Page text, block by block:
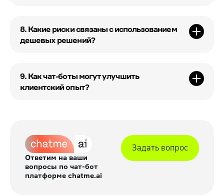
8. Какие риски связаны с использованием
дешевых решений?
9. Как чат-боты могут улучшить
клиентский опыт?
Ответим на ваши
вопросы по чат-бот
платформе chatme.ai
Задать вопрос